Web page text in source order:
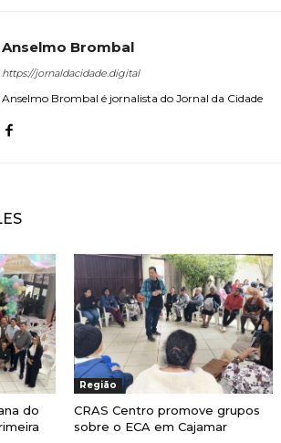
Anselmo Brombal
https://jornaldacidade.digital
Anselmo Brombal é jornalista do Jornal da Cidade
do
Região
CRAS Centro promove grupos
sobre o ECA em Cajamar